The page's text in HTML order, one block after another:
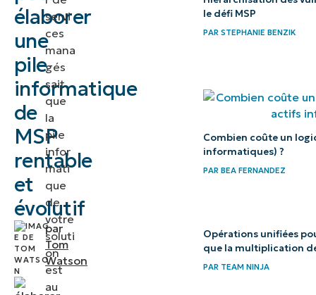
élaborer
une
pile
informatique
de
MSP
rentable
et
évolutif
par
Tom
Watson
servi
ces
mana
gés
sait
que
la
pile
infor
mati
que
de
votre
soluti
on
est
au
le défi MSP
PARSTEPHANIE BENZIK
Combien coûte un
informatiques) ?
PARBEA FERNANDEZ
Opérations unifiées
que la multiplication
PARTEAM NINJA